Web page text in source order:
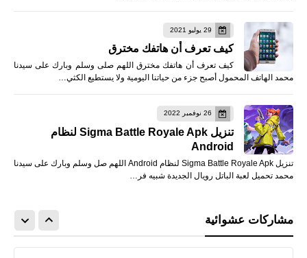
29 يوليو 2021
كيف تعرف أن هاتفك مخترق
كيف تعرف أن هاتفك مخترق اللهم صلى وسلم وبارك على سيدنا
محمد الهاتف المحمول أصبح جزء من حياتنا اليومية ولا يستطيع الكثي…
26 نوفمبر 2022
تنزيل Sigma Battle Royale Apk لنظام
Android
تنزيل Sigma Battle Royale Apk لنظام Android اللهم صل وسلم وبارك على سيدنا
محمد تحميل لعبة الباتل رويال الجديدة شبيه فر…
مشاركات عشوائية